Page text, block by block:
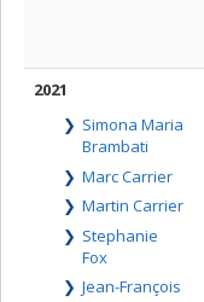
2021
Simona Maria
Brambati
Marc Carrier
Martin Carrier
Stephanie
Fox
Jean-François